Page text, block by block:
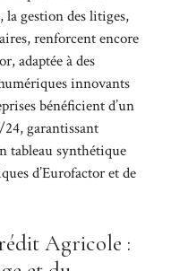
la gestion des litiges,
renforcent encore
adaptée à des
innovants
bénéficient d’un
garantissant
tableau synthétique
d’Eurofactor et de
Agricole :